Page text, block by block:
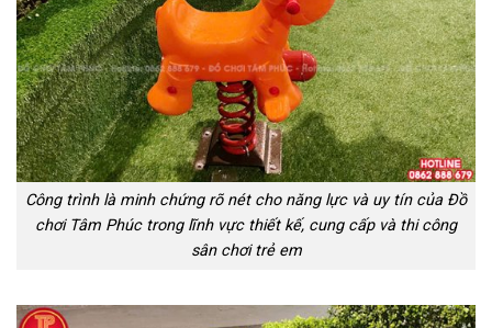
Công trình là minh chứng rõ nét cho năng lực và uy tín của Đồ
chơi Tâm Phúc trong lĩnh vực thiết kế, cung cấp và thi công
sân chơi trẻ em